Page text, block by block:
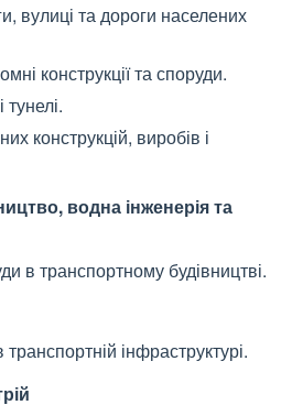
вулиці та дороги населених
конструкції та споруди.
конструкцій, виробів і
водна інженерія та
в транспортному будівництві.
інфраструктурі.